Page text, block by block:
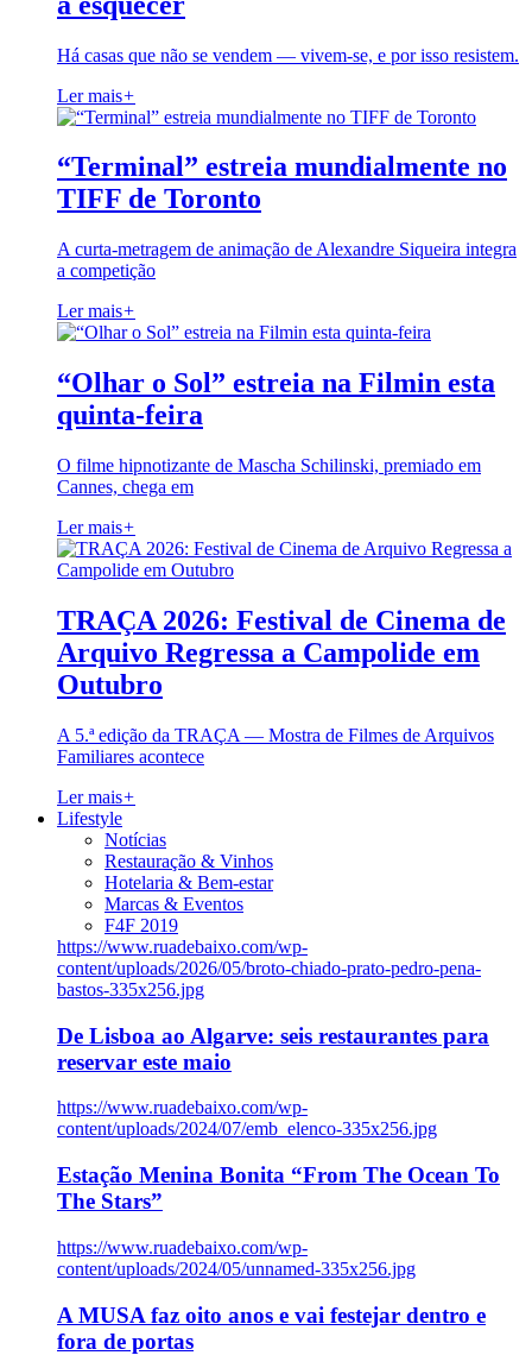
Há casas que não se vendem — vivem-se, e por isso resistem.
Ler mais+
“Terminal” estreia mundialmente no
TIFF de Toronto
A curta-metragem de animação de Alexandre Siqueira integra
a competição
Ler mais+
“Olhar o Sol” estreia na Filmin esta
quinta-feira
O filme hipnotizante de Mascha Schilinski, premiado em
Cannes, chega em
Ler mais+
TRAÇA 2026: Festival de Cinema de
Arquivo Regressa a Campolide em
Outubro
A 5.ª edição da TRAÇA — Mostra de Filmes de Arquivos
Familiares acontece
Ler mais+
Lifestyle
Notícias
Restauração & Vinhos
Hotelaria & Bem-estar
Marcas & Eventos
F4F 2019
https://www.ruadebaixo.com/wp-
content/uploads/2026/05/broto-chiado-prato-pedro-pena-
bastos-335x256.jpg
De Lisboa ao Algarve: seis restaurantes para
reservar este maio
https://www.ruadebaixo.com/wp-
content/uploads/2024/07/emb_elenco-335x256.jpg
Estação Menina Bonita “From The Ocean To
The Stars”
https://www.ruadebaixo.com/wp-
content/uploads/2024/05/unnamed-335x256.jpg
A MUSA faz oito anos e vai festejar dentro e
fora de portas